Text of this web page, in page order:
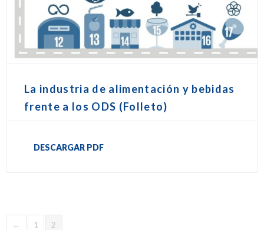
La industria de alimentación y bebidas
frente a los ODS (Folleto)
DESCARGAR PDF
← 1 2